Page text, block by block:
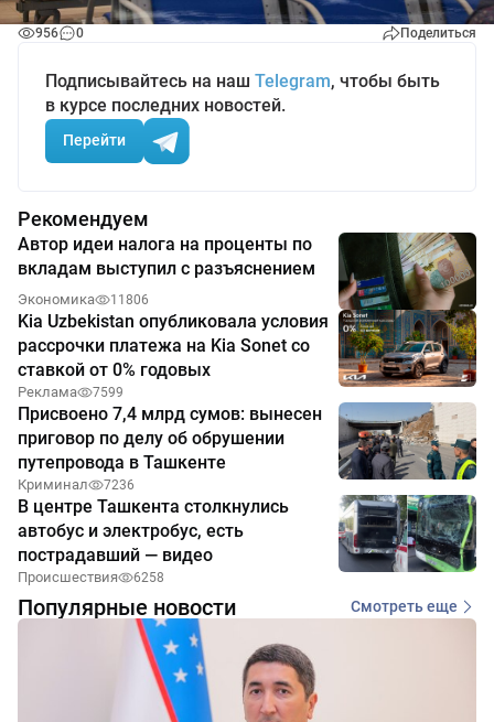
956 0 Поделиться
Подписывайтесь на наш Telegram, чтобы быть
в курсе последних новостей.
Перейти
Рекомендуем
Автор идеи налога на проценты по
вкладам выступил с разъяснением
Экономика 11806
Kia Uzbekistan опубликовала условия
рассрочки платежа на Kia Sonet со
ставкой от 0% годовых
Реклама 7599
Присвоено 7,4 млрд сумов: вынесен
приговор по делу об обрушении
путепровода в Ташкенте
Криминал 7236
В центре Ташкента столкнулись
автобус и электробус, есть
пострадавший — видео
Происшествия 6258
Популярные новости Смотреть еще